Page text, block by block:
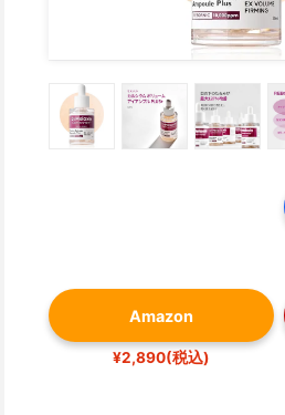
Amazon
¥2,890(税込)